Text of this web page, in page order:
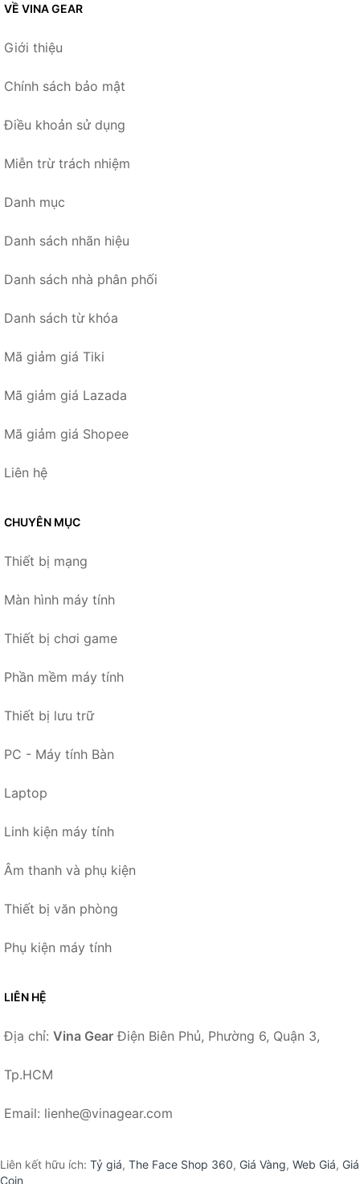
VỀ VINA GEAR
Giới thiệu
Chính sách bảo mật
Điều khoản sử dụng
Miễn trừ trách nhiệm
Danh mục
Danh sách nhãn hiệu
Danh sách nhà phân phối
Danh sách từ khóa
Mã giảm giá Tiki
Mã giảm giá Lazada
Mã giảm giá Shopee
Liên hệ
CHUYÊN MỤC
Thiết bị mạng
Màn hình máy tính
Thiết bị chơi game
Phần mềm máy tính
Thiết bị lưu trữ
PC - Máy tính Bàn
Laptop
Linh kiện máy tính
Âm thanh và phụ kiện
Thiết bị văn phòng
Phụ kiện máy tính
LIÊN HỆ
Địa chỉ: Vina Gear Điện Biên Phủ, Phường 6, Quận 3,
Tp.HCM
Email: lienhe@vinagear.com
Liên kết hữu ích: Tỷ giá, The Face Shop 360, Giá Vàng, Web Giá, Giá
Coin